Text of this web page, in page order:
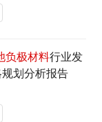
负极材料行业发
划分析报告